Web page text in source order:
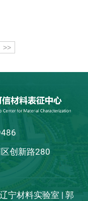
>>
创新路280
宁材料实验室 | 郭